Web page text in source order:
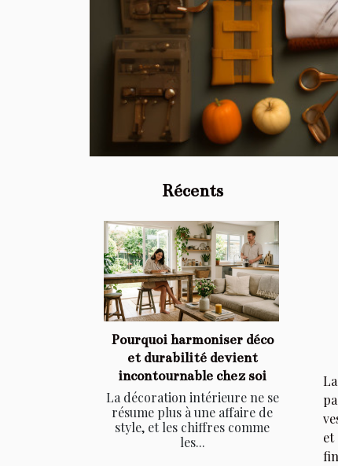
Récents
Pourquoi harmoniser déco
et durabilité devient
incontournable chez soi
La décoration intérieure ne se
résume plus à une affaire de
style, et les chiffres comme
les...
et